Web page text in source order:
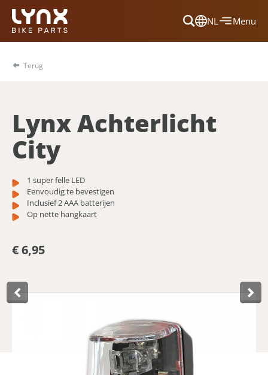
NL
Dansk
Nederlands
Menu
Terug
Lynx Achterlicht
City
1 super felle LED
Eenvoudig te bevestigen
Inclusief 2 AAA batterijen
Op nette hangkaart
€ 6,95